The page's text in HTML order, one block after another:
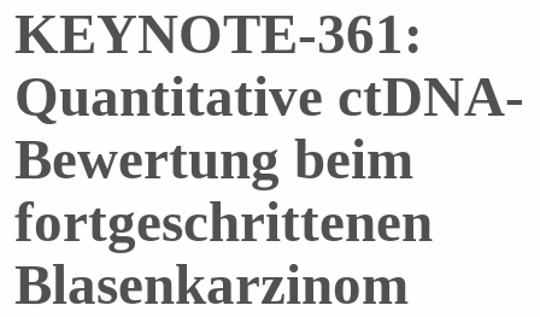
KEYNOTE-361:
Quantitative ctDNA-
Bewertung beim
fortgeschrittenen
Blasenkarzinom